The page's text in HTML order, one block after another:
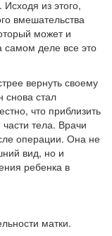
из этого,
вмешательства
может и
самом деле все это
вернуть своему
стал
что приблизить
тела. Врачи
операции. Она не
вид, но и
ребенка в
матки.